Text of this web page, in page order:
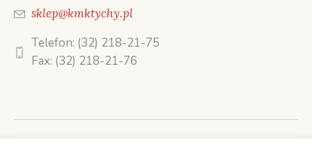
sklep@kmktychy.pl
Telefon: (32) 218-21-75
Fax: (32) 218-21-76